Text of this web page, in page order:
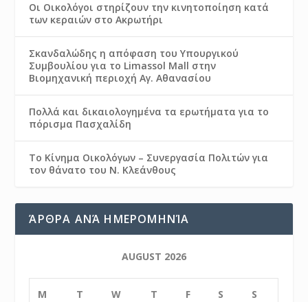
Οι Οικολόγοι στηρίζουν την κινητοποίηση κατά
των κεραιών στο Ακρωτήρι
Σκανδαλώδης η απόφαση του Υπουργικού
Συμβουλίου για το Limassol Mall στην
Βιομηχανική περιοχή Αγ. Αθανασίου
Πολλά και δικαιολογημένα τα ερωτήματα για το
πόρισμα Πασχαλίδη
Το Κίνημα Οικολόγων – Συνεργασία Πολιτών για
τον θάνατο του Ν. Κλεάνθους
ΆΡΘΡΑ ΑΝΆ ΗΜΕΡΟΜΗΝΊΑ
AUGUST 2026
M T W T F S S